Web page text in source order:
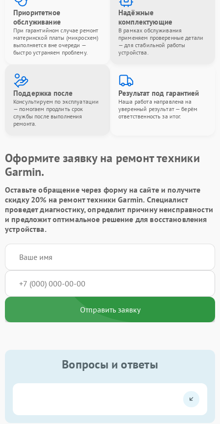
Приоритетное
обслуживание
При гарантийном случае ремонт
материнской платы (микросхем)
выполняется вне очереди —
быстро устраняем проблему.
Надёжные
комплектующие
В рамках обслуживания
применяем проверенные детали
— для стабильной работы
устройства.
Поддержка после
Консультируем по эксплуатации
— помогаем продлить срок
службы после выполнения
ремонта.
Результат под гарантией
Наша работа направлена на
уверенный результат — берём
ответственность за итог.
Оформите заявку на ремонт техники
Garmin.
Оставьте обращение через форму на сайте и получите
скидку 20% на ремонт техники Garmin. Специалист
проведет диагностику, определит причину неисправности
и предложит оптимальное решение для восстановления
устройства.
Отправить заявку
Вопросы и ответы